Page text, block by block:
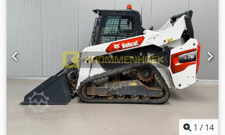
Peso en vacío: 4.898 kg Dimensiones (L x A x H): 390 x 186 x
206 cm Funcional Sistema de cambio rápido: Sí
Certificación CE: sí Estado Estado técnico: muy bueno
Estado visual: muy bueno = Otras opciones y equipamiento
= - Faro(s) de trabajo - Suspensión del brazo - Orugas de
goma - Gran caudal - Acoplamiento rápido hidráulico
Cjdpfx Amoxn S N Rorjha - Luz de señalización - Dos
velocidades = Observaciones = Tren motriz Nivel (Tier):
Stage V / Tier IV final General País de fabricación: EE. UU.
Estado Tipo CE: CE Acoplamiento rápido hidráulico, 2
velocidades, pantalla grande, cámara de marcha atrás,
1 / 14